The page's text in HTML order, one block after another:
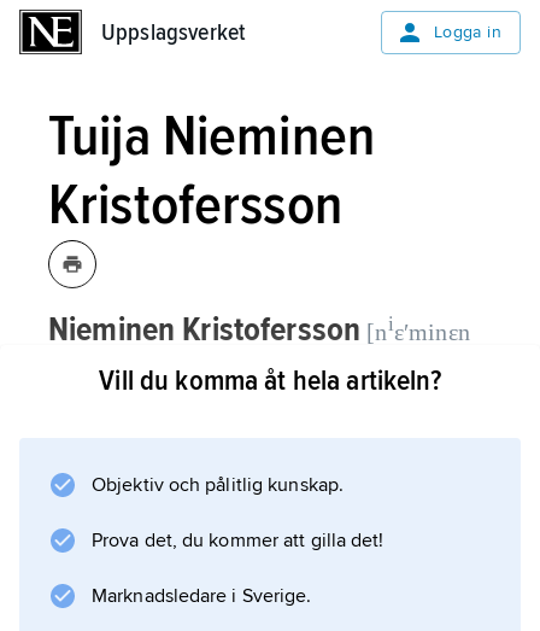
Uppslagsverket Logga in
Tuija Nieminen
Kristofersson
Nieminen Kristofersson [niɛʹminɛn
kristɔʹfərsɔn],Tuija, född 1955 i Finland,
Hon debuterade 1993 med diktsamlingen
Hägerns öga
Björnboken
Vill du komma åt hela artikeln?
Objektiv och pålitlig kunskap.
Prova det, du kommer att gilla det!
Marknadsledare i Sverige.